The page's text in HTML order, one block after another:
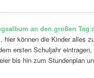
an den großen Tag
hier können die Kinder alles
ersten Schuljahr eintragen,
bis hin zum Stundenplan